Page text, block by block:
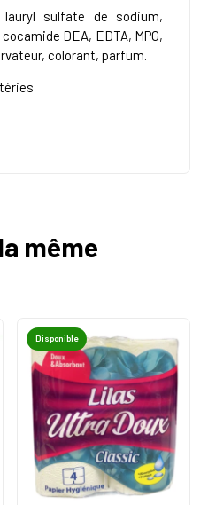
lauryl sulfate de sodium,
DEA, EDTA, MPG,
colorant, parfum.
même
Disponible